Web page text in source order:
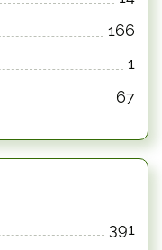
166
1
67
391